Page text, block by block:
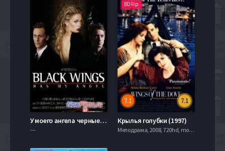
У моего ангела черные крылья (2014)
---
BDRip
7.1
7.1
Крылья голубки (1997)
Мелодрама, 2008, 720hd, mobilen